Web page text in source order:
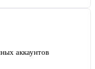
аккаунтов